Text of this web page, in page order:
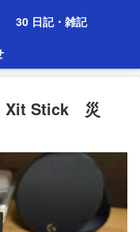
30 日記・雑記
Xit Stick 災